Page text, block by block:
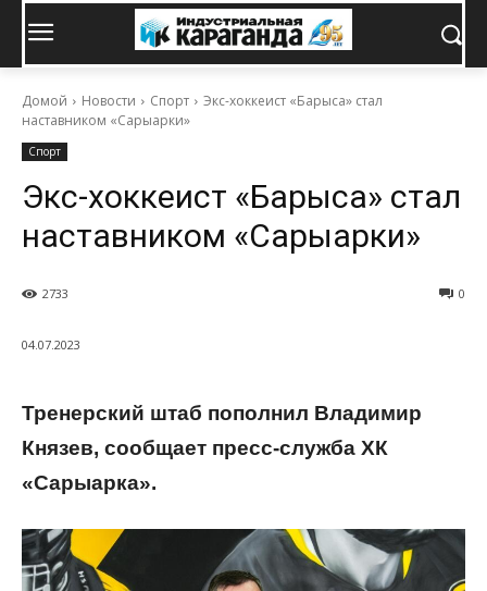
Домой Новости Спорт
Экс-хоккеист «Барыса» стал
наставником «Сарыарки»
Спорт
Экс-хоккеист «Барыса» стал
наставником «Сарыарки»
0
2733
04.07.2023
Тренерский штаб пополнил Владимир
Князев, сообщает пресс-служба ХК
«Сарыарка».